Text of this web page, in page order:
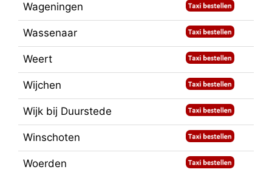
Wageningen
Wassenaar
Weert
Wijchen
Wijk bij Duurstede
Winschoten
Woerden